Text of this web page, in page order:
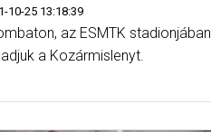
10-25 13:18:39
az ESMTK stadionjában
a Kozármislenyt.